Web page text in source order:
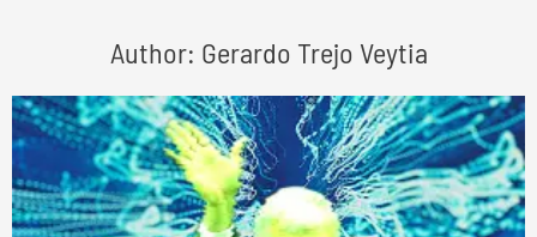
Author: Gerardo Trejo Veytia
PagePage